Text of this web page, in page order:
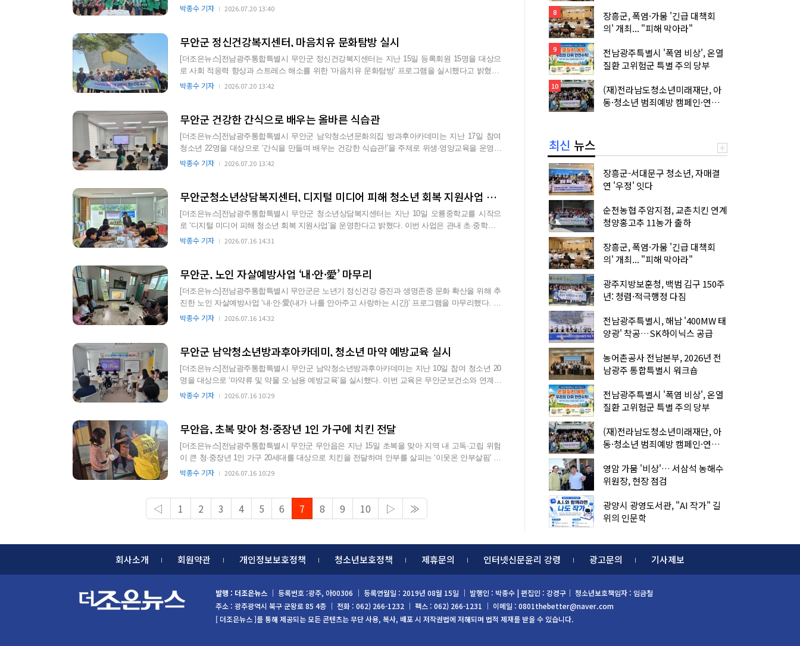
관내 어르신과 기관·사회단체 관…
박종수 기자 2026.07.20 13:40
무안군 정신건강복지센터, 마음치유 문화탐방 실시
[더조은뉴스]전남광주통합특별시 무안군 정신건강복지센터는 지난 15일 등록회원 15명을 대상으
로 사회 적응력 향상과 스트레스 해소를 위한 ‘마음치유 문화탐방’ 프로그램을 실시했다고 밝혔다.
이번 문화탐방은 평소 외출…
박종수 기자 2026.07.20 13:42
무안군 건강한 간식으로 배우는 올바른 식습관
[더조은뉴스]전남광주통합특별시 무안군 남악청소년문화의집 방과후아카데미는 지난 17일 참여
청소년 22명을 대상으로 ‘간식을 만들며 배우는 건강한 식습관!’을 주제로 위생·영양교육을 운영했
다. 이번 교육은 청소년들이…
박종수 기자 2026.07.20 13:42
무안군청소년상담복지센터, 디지털 미디어 피해 청소년 회복 지원사업 운영
[더조은뉴스]전남광주통합특별시 무안군 청소년상담복지센터는 지난 10일 오룡중학교를 시작으
로 ‘디지털 미디어 피해 청소년 회복 지원사업’을 운영한다고 밝혔다. 이번 사업은 관내 초·중학교 1
0개교를 대상으로 집단프로…
박종수 기자 2026.07.16 14:31
무안군, 노인 자살예방사업 ‘내·안·愛’ 마무리
[더조은뉴스]전남광주통합특별시 무안군은 노년기 정신건강 증진과 생명존중 문화 확산을 위해 추
진한 노인 자살예방사업 ‘내·안·愛(내가 나를 안아주고 사랑하는 시간)’ 프로그램을 마무리했다. 이
번 사업은 어르신 138…
박종수 기자 2026.07.16 14:32
무안군 남악청소년방과후아카데미, 청소년 마약 예방교육 실시
[더조은뉴스]전남광주통합특별시 무안군 남악청소년방과후아카데미는 지난 10일 참여 청소년 20
명을 대상으로 ‘마약류 및 약물 오·남용 예방교육’을 실시했다. 이번 교육은 무안군보건소와 연계해
한국마약퇴치운동본부 소속…
박종수 기자 2026.07.16 10:29
무안읍, 초복 맞아 청·중장년 1인 가구에 치킨 전달
[더조은뉴스]전남광주통합특별시 무안군 무안읍은 지난 15일 초복을 맞아 지역 내 고독·고립 위험
이 큰 청·중장년 1인 가구 20세대를 대상으로 치킨을 전달하며 안부를 살피는 ‘이웃온 안부살핌’ 사
업을 추진했다. 이…
박종수 기자 2026.07.16 10:29
◁ 1 2 3 4 5 6 7 8 9 10 ▷ ≫
8
장흥군, 폭염·가뭄 '긴급 대책회
의' 개최... "피해 막아라"
9
전남광주특별시 '폭염 비상', 온열
질환 고위험군 특별 주의 당부
10
(재)전라남도청소년미래재단, 아
동·청소년 범죄예방 캠페인·연합
최신 뉴스
장흥군-서대문구 청소년, 자매결
연 '우정' 잇다
순천농협 주암지점, 교촌치킨 연계
청양홍고추 11농가 출하
장흥군, 폭염·가뭄 '긴급 대책회
의' 개최... "피해 막아라"
광주지방보훈청, 백범 김구 150주
년: 청렴·적극행정 다짐
전남광주특별시, 해남 '400MW 태
양광' 착공…SK하이닉스 공급
농어촌공사 전남본부, 2026년 전
남광주 통합특별시 워크숍
전남광주특별시 '폭염 비상', 온열
질환 고위험군 특별 주의 당부
(재)전라남도청소년미래재단, 아
동·청소년 범죄예방 캠페인·연합
영암 가뭄 '비상'… 서삼석 농해수
위원장, 현장 점검
광양시 광영도서관, "AI 작가" 길
위의 인문학
회사소개 회원약관 개인정보보호정책 청소년보호정책 제휴문의 인터넷신문윤리 강령 광고문의 기사제보
발행 : 더조은뉴스 ｜ 등록번호 :광주, 아00306 ｜ 등록연월일 : 2019년 08월 15일 ｜ 발행인 : 박종수 | 편집인 : 강경구｜ 청소년보호책임자 : 임금철
주소 : 광주광역시 북구 군왕로 85 4층 ｜ 전화 : 062) 266-1232 ｜ 팩스 : 062) 266-1231 ｜ 이메일 : 0801thebetter@naver.com
[ 더조은뉴스 ]를 통해 제공되는 모든 콘텐츠는 무단 사용, 복사, 배포 시 저작권법에 저해되며 법적 제재를 받을 수 있습니다.